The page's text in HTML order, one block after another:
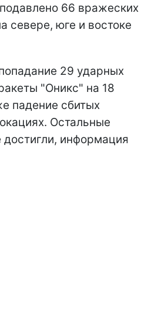
66 вражеских
севере, юге и востоке
29 ударных
"Оникс" на 18
падение сбитых
Остальные
информация